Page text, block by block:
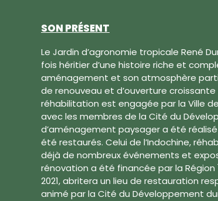
SON PRÉSENT
Le Jardin d’agronomie tropicale René
fois héritier d’une histoire riche et
aménagement et son atmosphère
de renouveau et d’ouverture
réhabilitation est engagée par la Ville
avec les membres de la Cité du
d’aménagement paysager a été
été restaurés. Celui de l’Indochine,
déjà de nombreux événements et
rénovation a été financée par la
2021, abritera un lieu de restauration
animé par la Cité du Développement